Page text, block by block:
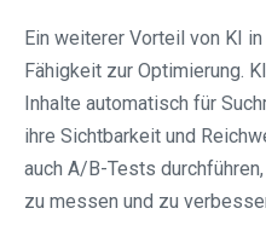
Ein weiterer Vorteil von KI
Fähigkeit zur Optimierung.
Inhalte automatisch für
ihre Sichtbarkeit und
auch A/B-Tests
zu messen und zu